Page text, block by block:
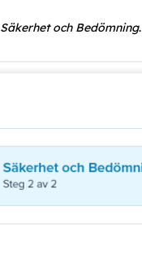
Säkerhet och Bedömning.